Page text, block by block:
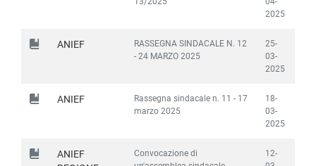
2025
ANIEF
RASSEGNA SINDACALE N. 12
- 24 MARZO 2025
25-
03-
2025
ANIEF
Rassegna sindacale n. 11 - 17
marzo 2025
18-
03-
2025
ANIEF
Convocazione di
12-